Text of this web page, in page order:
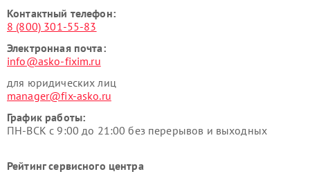
Контактный телефон:
8 (800) 301-55-83
Электронная почта:
info@asko-fixim.ru
для юридических лиц
manager@fix-asko.ru
График работы:
ПН-ВСК с 9:00 до 21:00 без перерывов и выходных
Рейтинг сервисного центра